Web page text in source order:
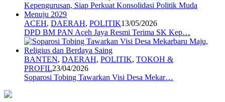
ACEH, DAERAH, POLITIK13/05/2026
DPD BM PAN Aceh Jaya Resmi Terima SK Kep…
BANTEN, DAERAH, POLITIK, TOKOH &
PROFIL23/04/2026
Soparosi Tobing Tawarkan Visi Desa Mekar…